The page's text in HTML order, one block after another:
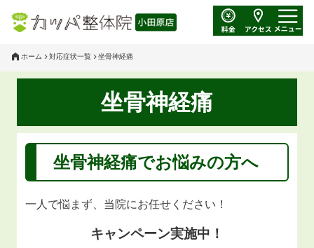
ホーム 対応症状一覧 坐骨神経痛
坐骨神経痛
坐骨神経痛でお悩みの方へ
一人で悩まず、当院にお任せください！
キャンペーン実施中！